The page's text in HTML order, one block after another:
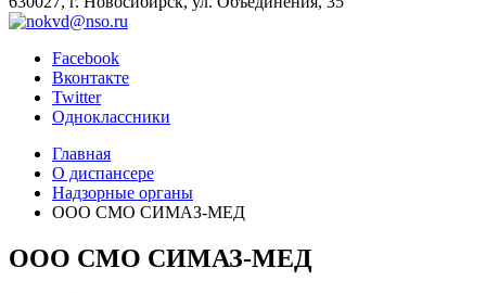
Facebook
Вконтакте
Twitter
Одноклассники
Главная
О диспансере
Надзорные органы
ООО СМО СИМАЗ-МЕД
ООО СМО СИМАЗ-МЕД